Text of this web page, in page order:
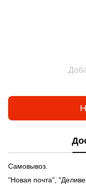
Самовывоз.
"Новая почта",